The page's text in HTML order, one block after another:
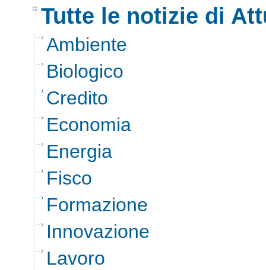
Tutte le notizie di
Ambiente
Biologico
Credito
Economia
Energia
Fisco
Formazione
Innovazione
Lavoro